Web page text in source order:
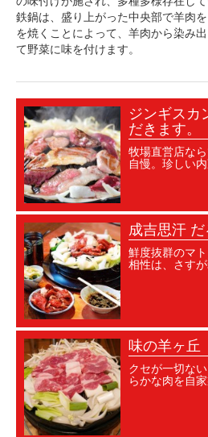
鉄鍋は、盛り上がった中央部で羊肉
を焼くことによって、羊肉から染み
て野菜に味を付けます。
ジンギスカ
だきます。
牧場直営店な
自慢。珍しい
成吉思汗
鮮度抜群のマ
相性は、さす
味の羊ヶ丘
クセが一切な
らかな肉を自